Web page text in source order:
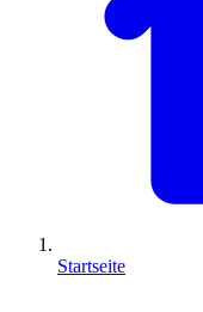
Startseite